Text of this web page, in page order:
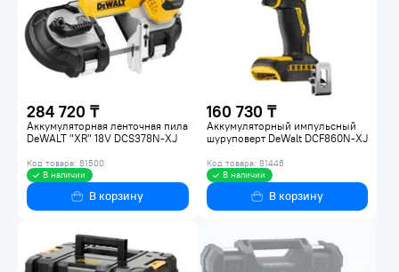
284 720 ₸
Аккумуляторная ленточная пила
DeWALT "XR" 18V DCS378N-XJ
Код товара: 81500
В наличии
В корзину
160 730 ₸
Аккумуляторный импульсный
шуруповерт DeWalt DCF860N-XJ
Код товара: 81446
В наличии
В корзину